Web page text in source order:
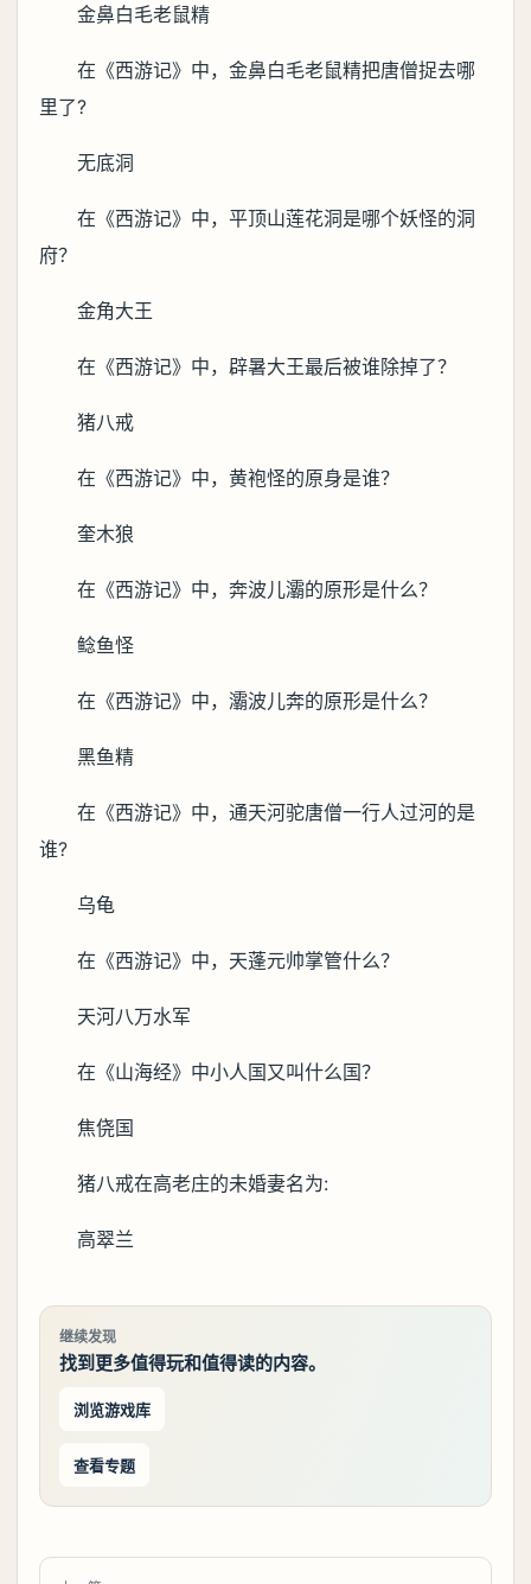
金鼻白毛老鼠精
在《西游记》中，金鼻白毛老鼠精把唐僧捉去哪
里了?
无底洞
在《西游记》中，平顶山莲花洞是哪个妖怪的洞
府？
金角大王
在《西游记》中，辟暑大王最后被谁除掉了？
猪八戒
在《西游记》中，黄袍怪的原身是谁？
奎木狼
在《西游记》中，奔波儿灞的原形是什么？
鲶鱼怪
在《西游记》中，灞波儿奔的原形是什么？
黑鱼精
在《西游记》中，通天河驼唐僧一行人过河的是
谁?
乌龟
在《西游记》中，天蓬元帅掌管什么？
天河八万水军
在《山海经》中小人国又叫什么国？
焦侥国
猪八戒在高老庄的未婚妻名为:
高翠兰
继续发现
找到更多值得玩和值得读的内容。
浏览游戏库
查看专题